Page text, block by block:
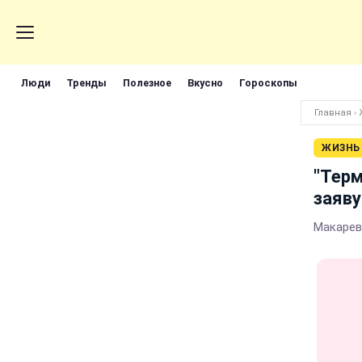
Люди Тренды Полезное Вкусно Гороскопы
Главная ›
ЖИЗНЬ